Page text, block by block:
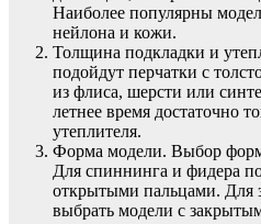
Наиболее популярны
нейлона и кожи.
Толщина подкладки и
подойдут перчатки с
из флиса, шерсти или
летнее время достаточно
утеплителя.
Форма модели. Выбор
Для спиннинга и фидера
открытыми пальцами. Для
выбрать модели с